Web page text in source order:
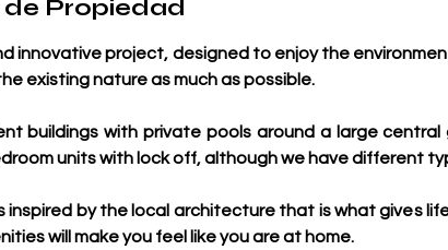
Propiedad
innovative project, designed to enjoy the
existing nature as much as possible.
buildings with private pools around a large
units with lock off, although we have different
inspired by the local architecture that is what gives
will make you feel like you are at home.